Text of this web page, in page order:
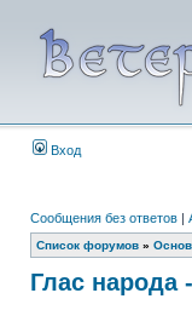
Вход
Сообщения без ответов |
Список форумов »
Глас народа